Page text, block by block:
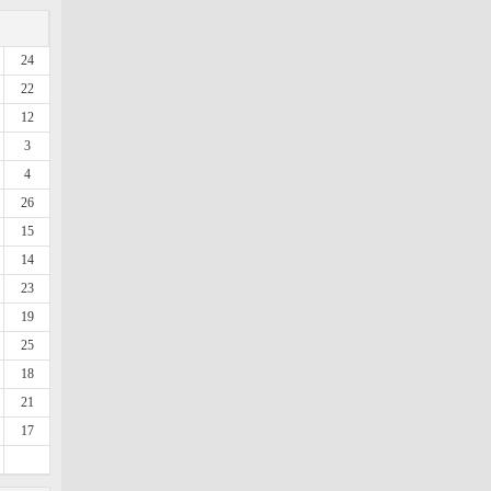
24
22
12
3
4
26
15
14
23
19
25
18
21
17